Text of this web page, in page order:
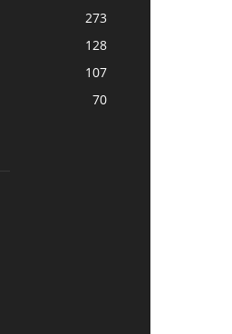
273
128
107
70